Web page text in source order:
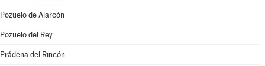
Pozuelo de Alarcón
Pozuelo del Rey
Prádena del Rincón